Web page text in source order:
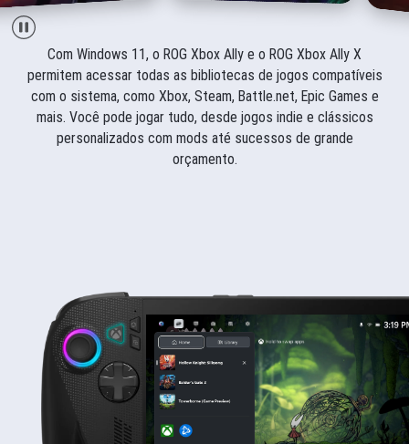
Com Windows 11, o ROG Xbox Ally e o ROG Xbox Ally X
permitem acessar todas as bibliotecas de jogos compatíveis
com o sistema, como Xbox, Steam, Battle.net, Epic Games e
mais. Você pode jogar tudo, desde jogos indie e clássicos
personalizados com mods até sucessos de grande
orçamento.